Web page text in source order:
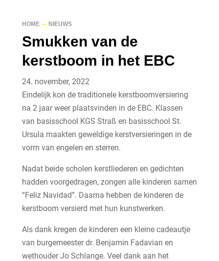
HOME —NIEUWS
Smukken van de
kerstboom in het EBC
24. november, 2022
Eindelijk kon de traditionele kerstboomversiering
na 2 jaar weer plaatsvinden in de EBC. Klassen
van basisschool KGS Straß en basisschool St.
Ursula maakten geweldige kerstversieringen in de
vorm van engelen en sterren.
Nadat beide scholen kerstliederen en gedichten
hadden voorgedragen, zongen alle kinderen samen
“Feliz Navidad”. Daarna hebben de kinderen de
kerstboom versierd met hun kunstwerken.
Als dank kregen de kinderen een kleine cadeautje
van burgemeester dr. Benjamin Fadavian en
wethouder Jo Schlange. Veel dank aan het